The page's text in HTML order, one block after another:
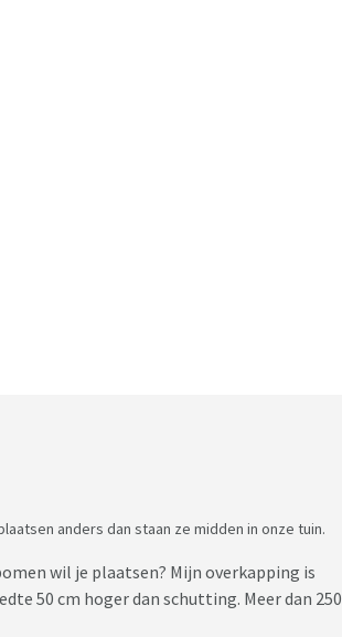
anders dan staan ze midden in onze tuin.
wil je plaatsen? Mijn overkapping is
50 cm hoger dan schutting. Meer dan 250